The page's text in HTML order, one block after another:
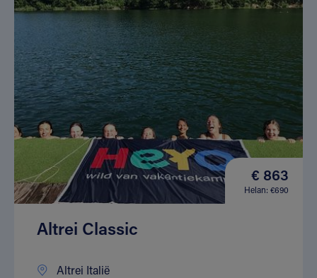
€ 863
Helan: €690
Altrei Classic
Altrei Italië